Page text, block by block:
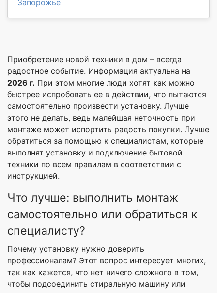
Запорожье
Приобретение новой техники в дом – всегда
радостное событие. Информация актуальна на
2026 г. При этом многие люди хотят как можно
быстрее испробовать ее в действии, что пытаются
самостоятельно произвести установку. Лучше
этого не делать, ведь малейшая неточность при
монтаже может испортить радость покупки. Лучше
обратиться за помощью к специалистам, которые
выполнят установку и подключение бытовой
техники по всем правилам в соответствии с
инструкцией.
Что лучше: выполнить монтаж
самостоятельно или обратиться к
специалисту?
Почему установку нужно доверить
профессионалам? Этот вопрос интересует многих,
так как кажется, что нет ничего сложного в том,
чтобы подсоединить стиральную машину или